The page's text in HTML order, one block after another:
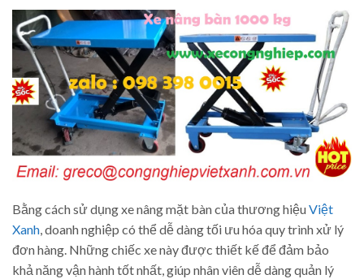
Bằng cách sử dụng xe nâng mặt bàn của thương hiệuViệt
Xanh, doanh nghiệp có thể dễ dàng tối ưu hóa quy trình xử lý
đơn hàng. Những chiếc xe này được thiết kế để đảm bảo
khả năng vận hành tốt nhất, giúp nhân viên dễ dàng quản lý